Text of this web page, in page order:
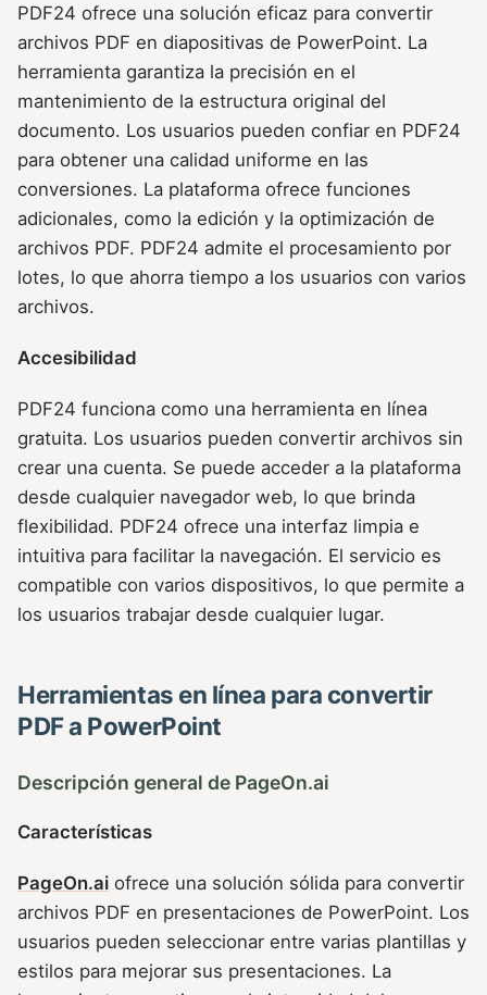
PDF24 ofrece una solución eficaz para convertir
archivos PDF en diapositivas de PowerPoint. La
herramienta garantiza la precisión en el
mantenimiento de la estructura original del
documento. Los usuarios pueden confiar en PDF24
para obtener una calidad uniforme en las
conversiones. La plataforma ofrece funciones
adicionales, como la edición y la optimización de
archivos PDF. PDF24 admite el procesamiento por
lotes, lo que ahorra tiempo a los usuarios con varios
archivos.
Accesibilidad
PDF24 funciona como una herramienta en línea
gratuita. Los usuarios pueden convertir archivos sin
crear una cuenta. Se puede acceder a la plataforma
desde cualquier navegador web, lo que brinda
flexibilidad. PDF24 ofrece una interfaz limpia e
intuitiva para facilitar la navegación. El servicio es
compatible con varios dispositivos, lo que permite a
los usuarios trabajar desde cualquier lugar.
Herramientas en línea para convertir
PDF a PowerPoint
Descripción general de PageOn.ai
Características
PageOn.ai ofrece una solución sólida para convertir
archivos PDF en presentaciones de PowerPoint. Los
usuarios pueden seleccionar entre varias plantillas y
estilos para mejorar sus presentaciones. La